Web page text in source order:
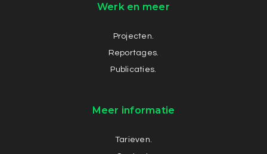
Werk en meer
Projecten.
Reportages.
Publicaties.
Meer informatie
Tarieven.